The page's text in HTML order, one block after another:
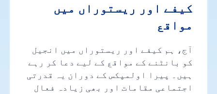
کیفے اور ریستوراں میں
مواقع
آج، ہم کیفے اور ریستوراں میں انجیل
کو بانٹنے کے مواقع کے لیے دعا کر رہے
ہیں۔ پیرا اولمپکس کے دوران یہ قدرتی
اجتماعی مقامات اور بھی زیادہ فعال